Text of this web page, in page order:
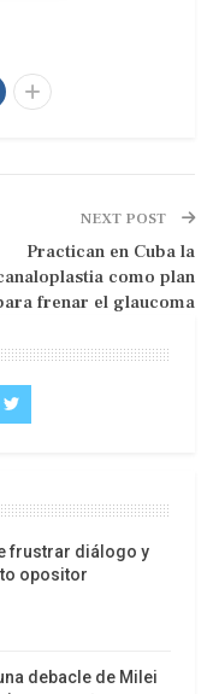
ministro del
el bolívar
elabora
distorsión
paralelo?
momento es el
NEXT POST
Practican en Cuba la
como plan
frenar el glaucoma
frustrar diálogo y
opositor
debacle de Milei